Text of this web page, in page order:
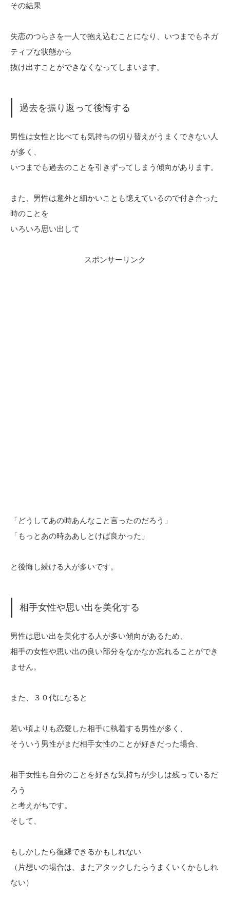
その結果
失恋のつらさを一人で抱え込むことになり、いつまでもネガ
ティブな状態から
抜け出すことができなくなってしまいます。
過去を振り返って後悔する
男性は女性と比べても気持ちの切り替えがうまくできない人
が多く、
いつまでも過去のことを引きずってしまう傾向があります。
また、男性は意外と細かいことも憶えているので付き合った
時のことを
いろいろ思い出して
スポンサーリンク
「どうしてあの時あんなこと言ったのだろう」
「もっとあの時ああしとけば良かった」
と後悔し続ける人が多いです。
相手女性や思い出を美化する
男性は思い出を美化する人が多い傾向があるため、
相手の女性や思い出の良い部分をなかなか忘れることができ
ません。
また、３０代になると
若い頃よりも恋愛した相手に執着する男性が多く、
そういう男性がまだ相手女性のことが好きだった場合、
相手女性も自分のことを好きな気持ちが少しは残っているだ
ろう
と考えがちです。
そして、
もしかしたら復縁できるかもしれない
（片想いの場合は、またアタックしたらうまくいくかもしれ
ない）